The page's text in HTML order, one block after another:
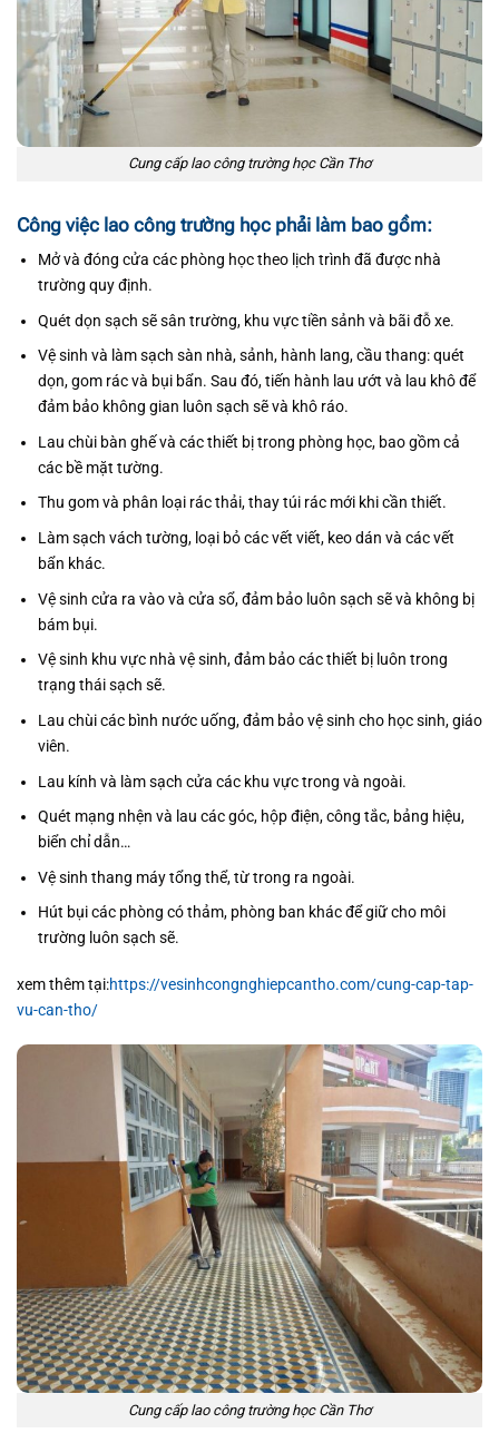
Cung cấp lao công trường học Cần Thơ
Công việc lao công trường học phải làm bao gồm:
Mở và đóng cửa các phòng học theo lịch trình đã được nhà
trường quy định.
Quét dọn sạch sẽ sân trường, khu vực tiền sảnh và bãi đỗ xe.
Vệ sinh và làm sạch sàn nhà, sảnh, hành lang, cầu thang: quét
dọn, gom rác và bụi bẩn. Sau đó, tiến hành lau ướt và lau khô để
đảm bảo không gian luôn sạch sẽ và khô ráo.
Lau chùi bàn ghế và các thiết bị trong phòng học, bao gồm cả
các bề mặt tường.
Thu gom và phân loại rác thải, thay túi rác mới khi cần thiết.
Làm sạch vách tường, loại bỏ các vết viết, keo dán và các vết
bẩn khác.
Vệ sinh cửa ra vào và cửa sổ, đảm bảo luôn sạch sẽ và không bị
bám bụi.
Vệ sinh khu vực nhà vệ sinh, đảm bảo các thiết bị luôn trong
trạng thái sạch sẽ.
Lau chùi các bình nước uống, đảm bảo vệ sinh cho học sinh, giáo
viên.
Lau kính và làm sạch cửa các khu vực trong và ngoài.
Quét mạng nhện và lau các góc, hộp điện, công tắc, bảng hiệu,
biển chỉ dẫn…
Vệ sinh thang máy tổng thể, từ trong ra ngoài.
Hút bụi các phòng có thảm, phòng ban khác để giữ cho môi
trường luôn sạch sẽ.
xem thêm tại:https://vesinhcongnghiepcantho.com/cung-cap-tap-
vu-can-tho/
Cung cấp lao công trường học Cần Thơ